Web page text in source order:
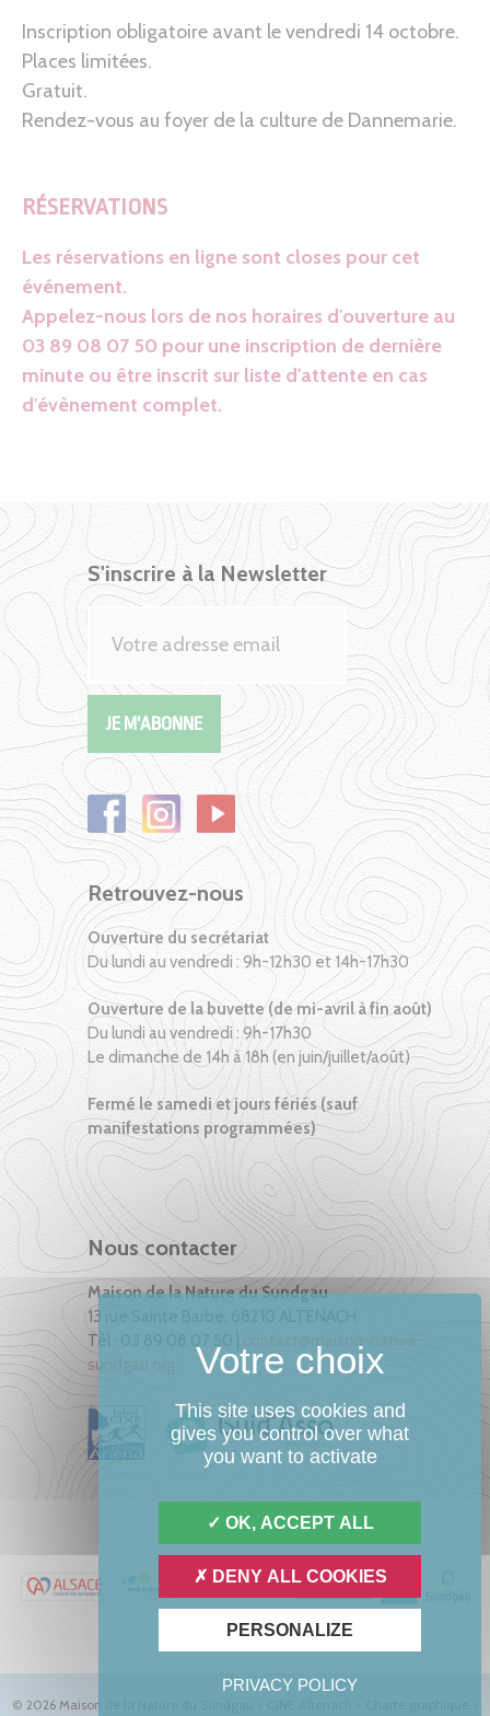
Inscription obligatoire avant le vendredi 14 octobre.
Places limitées.
Gratuit.
Rendez-vous au foyer de la culture de Dannemarie.
RÉSERVATIONS
Les réservations en ligne sont closes pour cet
événement.
Appelez-nous lors de nos horaires d'ouverture au
03 89 08 07 50 pour une inscription de dernière
minute ou être inscrit sur liste d'attente en cas
d'évènement complet.
S'inscrire à la Newsletter
Retrouvez-nous
Ouverture du secrétariat
Du lundi au vendredi : 9h-12h30 et 14h-17h30
Ouverture de la buvette (de mi-avril à fin août)
Du lundi au vendredi : 9h-17h30
Le dimanche de 14h à 18h (en juin/juillet/août)
Fermé le samedi et jours fériés (sauf
manifestations programmées)
Nous contacter
Maison de la Nature du Sundgau
13 rue Sainte Barbe, 68210 ALTENACH
Tél : 03 89 08 07 50 |
sundgau.org
© 2026 Maison de la Nature du Sundgau - CINE Altenach -
This site uses cookies and
gives you control over what
you want to activate
OK, ACCEPT ALL
DENY ALL COOKIES
PERSONALIZE
PRIVACY POLICY